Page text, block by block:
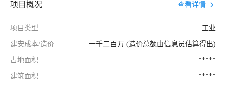
项目概况 查看详情
项目类型 工业
建安成本/造价 一千二百万 (造价总额由信息员估算得出)
占地面积 *****
建筑面积 *****